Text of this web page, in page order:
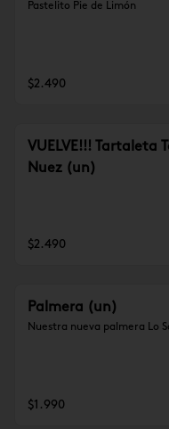
Pastelito Pie de Limón
$2.490
VUELVE!!! Tartaleta
Nuez (un)
$2.490
Palmera (un)
Nuestra nueva palmera Lo
$1.990